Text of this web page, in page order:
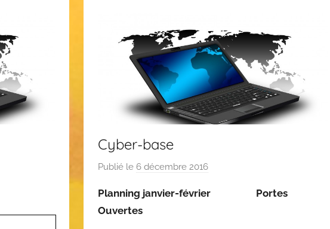
Cyber-base
Publié le6 décembre 2016
r
Planning janvier-février
Portes
Ouvertes